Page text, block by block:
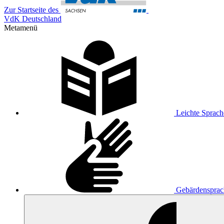
Zur Startseite des
VdK Deutschland
Metamenü
Leichte